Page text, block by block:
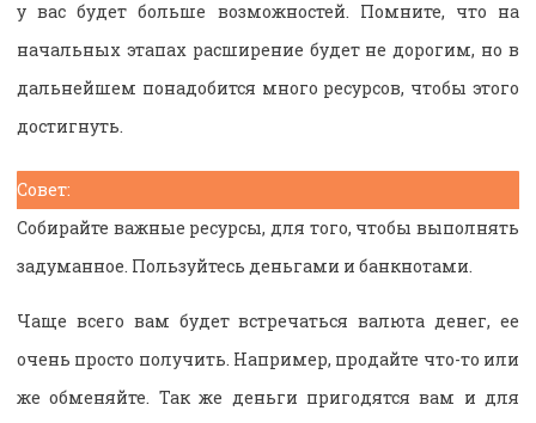
у вас будет больше возможностей. Помните, что на
начальных этапах расширение будет не дорогим, но в
дальнейшем понадобится много ресурсов, чтобы этого
достигнуть.
Совет:
Собирайте важные ресурсы, для того, чтобы выполнять
задуманное. Пользуйтесь деньгами и банкнотами.
Чаще всего вам будет встречаться валюта денег, ее
очень просто получить. Например, продайте что-то или
же обменяйте. Так же деньги пригодятся вам и для